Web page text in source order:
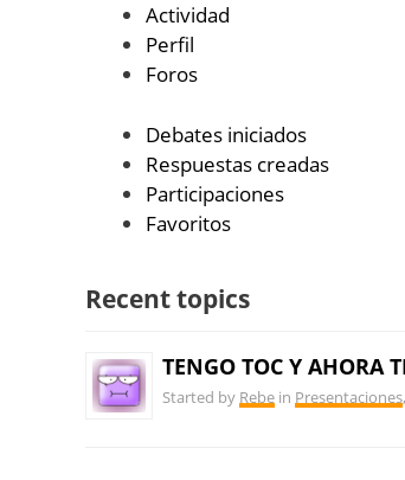
Actividad
Perfil
Foros
Debates iniciados
Respuestas creadas
Participaciones
Favoritos
Recent topics
TENGO TOC Y AHORA
Started by Rebe in Presentaciones